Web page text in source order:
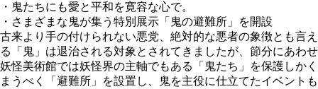
・鬼たちにも愛と平和を寛容な心で。
・さまざまな鬼が集う特別展示「鬼の避難所」を開設
古来より手の付けられない悪党、絶対的な悪者の象徴とも言え
る「鬼」は退治される対象とされてきましたが、節分にあわせ
妖怪美術館では妖怪界の主軸でもある「鬼たち」を保護しかく
まうべく「避難所」を設置し、鬼を主役に仕立てたイベントも